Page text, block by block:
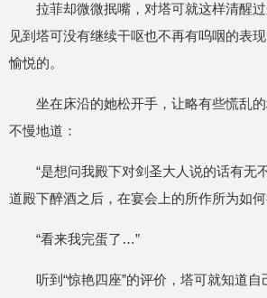
拉菲却微微抿嘴，对塔可就这样清醒
见到塔可没有继续干呕也不再有呜咽的表
愉悦的。
坐在床沿的她松开手，让略有些慌乱
不慢地道：
“是想问我殿下对剑圣大人说的话有无
道殿下醉酒之后，在宴会上的所作所为如
“看来我完蛋了…”
听到“惊艳四座”的评价，塔可就知道